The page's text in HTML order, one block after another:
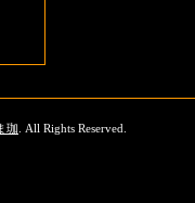
珈 . All Rights Reserved.